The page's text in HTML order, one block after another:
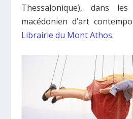
Thessalonique), dans
macédonien d’art
Librairie du Mont Athos.